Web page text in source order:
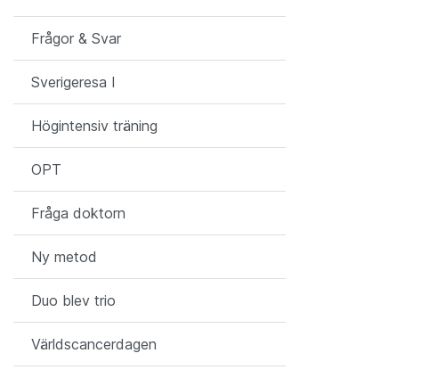
Frågor & Svar
Sverigeresa I
Högintensiv träning
OPT
Fråga doktorn
Ny metod
Duo blev trio
Världscancerdagen